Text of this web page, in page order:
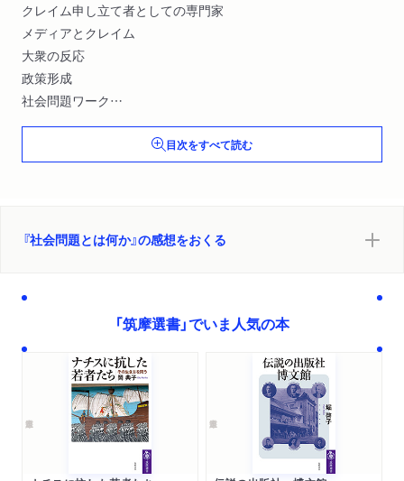
クレイム申し立て者としての専門家
メディアとクレイム
大衆の反応
政策形成
社会問題ワーク
政策の影響
目次をすべて読む
『社会問題とは何か』の感想をおくる
「筑摩選書」でいま人気の本